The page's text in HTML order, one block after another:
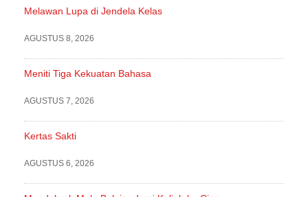
Melawan Lupa di Jendela Kelas
AGUSTUS 8, 2026
Meniti Tiga Kekuatan Bahasa
AGUSTUS 7, 2026
Kertas Sakti
AGUSTUS 6, 2026